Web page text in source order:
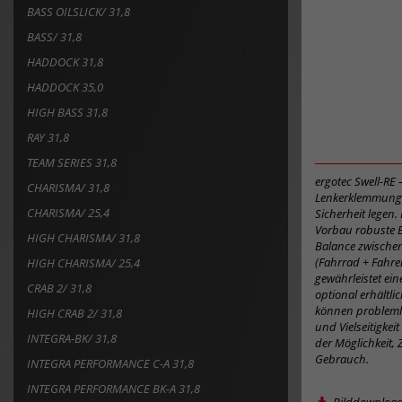
BASS OILSLICK/ 31,8
BASS/ 31,8
HADDOCK 31,8
HADDOCK 35,0
HIGH BASS 31,8
RAY 31,8
TEAM SERIES 31,8
CHARISMA/ 31,8
CHARISMA/ 25,4
HIGH CHARISMA/ 31,8
HIGH CHARISMA/ 25,4
CRAB 2/ 31,8
HIGH CRAB 2/ 31,8
INTEGRA-BK/ 31,8
INTEGRA PERFORMANCE C-A 31,8
INTEGRA PERFORMANCE BK-A 31,8
ergotec Swell-
Sicherheit legen.
Vorbau robuste
Balance
(Fahrrad +
gewährleistet
optional
können
und
der Möglichkeit,
Gebrauch.